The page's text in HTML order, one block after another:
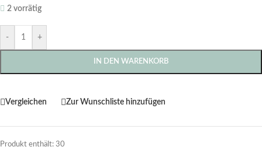
2 vorrätig
- +
IN DEN WARENKORB
Vergleichen Zur Wunschliste hinzufügen
Produkt enthält: 30